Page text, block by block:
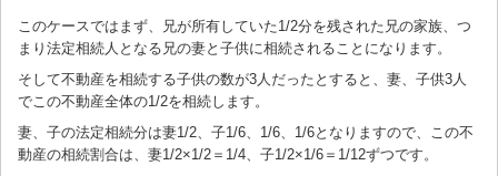
このケースではまず、兄が所有していた1/2分を残された兄の家族、つ
まり法定相続人となる兄の妻と子供に相続されることになります。
そして不動産を相続する子供の数が3人だったとすると、妻、子供3人
でこの不動産全体の1/2を相続します。
妻、子の法定相続分は妻1/2、子1/6、1/6、1/6となりますので、この不
動産の相続割合は、妻1/2×1/2＝1/4、子1/2×1/6＝1/12ずつです。